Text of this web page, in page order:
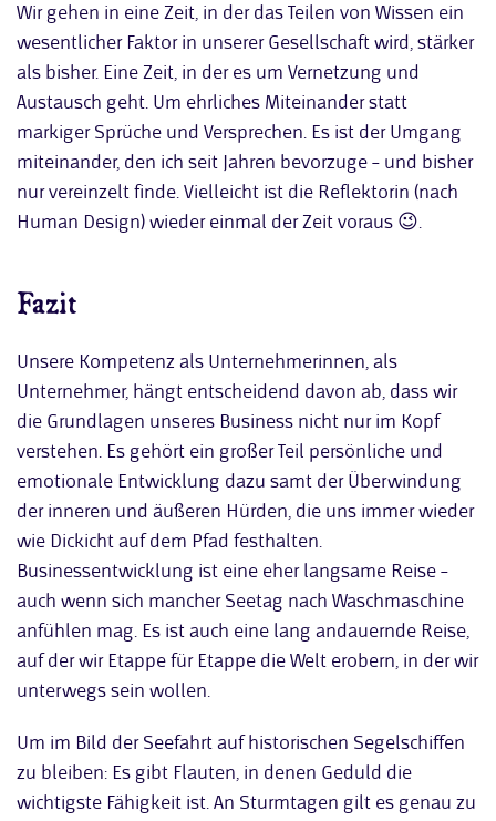
Wir gehen in eine Zeit, in der das Teilen von Wissen ein
wesentlicher Faktor in unserer Gesellschaft wird, stärker
als bisher. Eine Zeit, in der es um Vernetzung und
Austausch geht. Um ehrliches Miteinander statt
markiger Sprüche und Versprechen. Es ist der Umgang
miteinander, den ich seit Jahren bevorzuge – und bisher
nur vereinzelt finde. Vielleicht ist die Reflektorin (nach
Human Design) wieder einmal der Zeit voraus 😉.
Fazit
Unsere Kompetenz als Unternehmerinnen, als
Unternehmer, hängt entscheidend davon ab, dass wir
die Grundlagen unseres Business nicht nur im Kopf
verstehen. Es gehört ein großer Teil persönliche und
emotionale Entwicklung dazu samt der Überwindung
der inneren und äußeren Hürden, die uns immer wieder
wie Dickicht auf dem Pfad festhalten.
Businessentwicklung ist eine eher langsame Reise –
auch wenn sich mancher Seetag nach Waschmaschine
anfühlen mag. Es ist auch eine lang andauernde Reise,
auf der wir Etappe für Etappe die Welt erobern, in der wir
unterwegs sein wollen.
Um im Bild der Seefahrt auf historischen Segelschiffen
zu bleiben: Es gibt Flauten, in denen Geduld die
wichtigste Fähigkeit ist. An Sturmtagen gilt es genau zu